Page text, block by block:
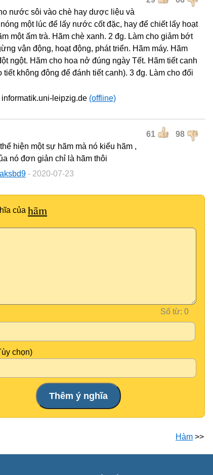
nước sôi vào chè hay dược liệu và
một lúc để lấy nước cốt đặc, hay để chiết lấy hoạt
một ấm trà. Hãm chè xanh. 2 đg. Làm cho giảm bớt
vận động, hoạt động, phát triển. Hãm máy. Hãm
ngột. Hãm cho hoa nở đúng ngày Tết. Hãm tiết canh
tiết không đông để đánh tiết canh). 3 đg. Làm cho đối
informatik.uni-leipzig.de (offline)
61 98
hiện một sự hãm mà nó kiểu hãm ,
nó đơn giản chỉ là hãm thôi
- 2020-07-23
của hãm
Số từ:
chọn)
Hàm >>